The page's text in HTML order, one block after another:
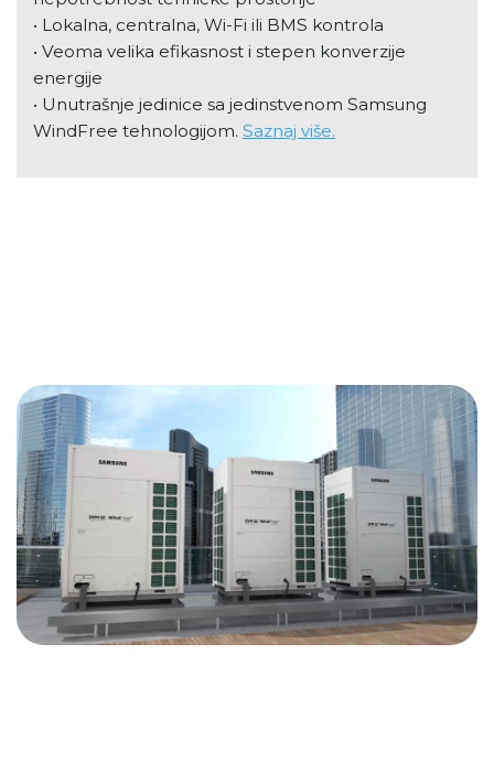
• Lokalna, centralna, Wi-Fi ili BMS kontrola
• Veoma velika efikasnost i stepen konverzije
energije
• Unutrašnje jedinice sa jedinstvenom Samsung
WindFree tehnologijom. Saznaj više.